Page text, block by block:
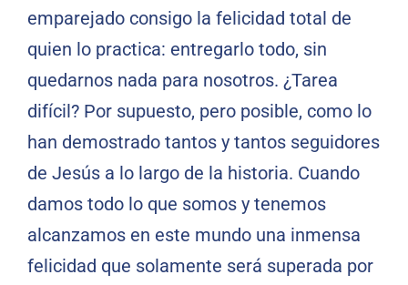
emparejado consigo la felicidad total de
quien lo practica: entregarlo todo, sin
quedarnos nada para nosotros. ¿Tarea
difícil? Por supuesto, pero posible, como lo
han demostrado tantos y tantos seguidores
de Jesús a lo largo de la historia. Cuando
damos todo lo que somos y tenemos
alcanzamos en este mundo una inmensa
felicidad que solamente será superada por